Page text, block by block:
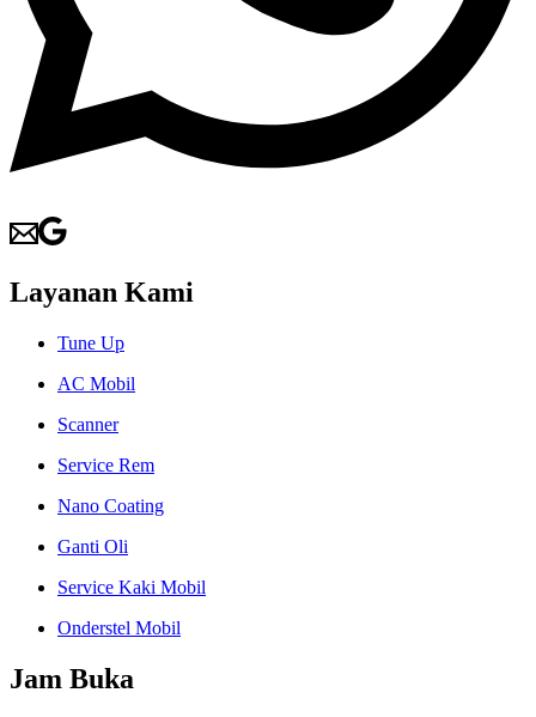
Layanan Kami
Tune Up
AC Mobil
Scanner
Service Rem
Nano Coating
Ganti Oli
Service Kaki Mobil
Onderstel Mobil
Jam Buka